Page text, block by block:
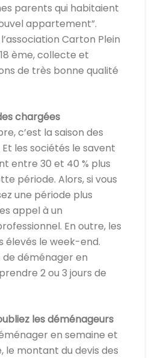
parents qui habitaient
appartement”.
Carton Plein
ème, collecte et
de très bonne qualité
chargées
c’est la saison des
les sociétés le savent
entre 30 et 40 % plus
période. Alors, si vous
une période plus
appel à un
En outre, les
élevés le week-end.
de déménager en
2 ou 3 jours de
les déménageurs
en semaine et
le montant du devis des